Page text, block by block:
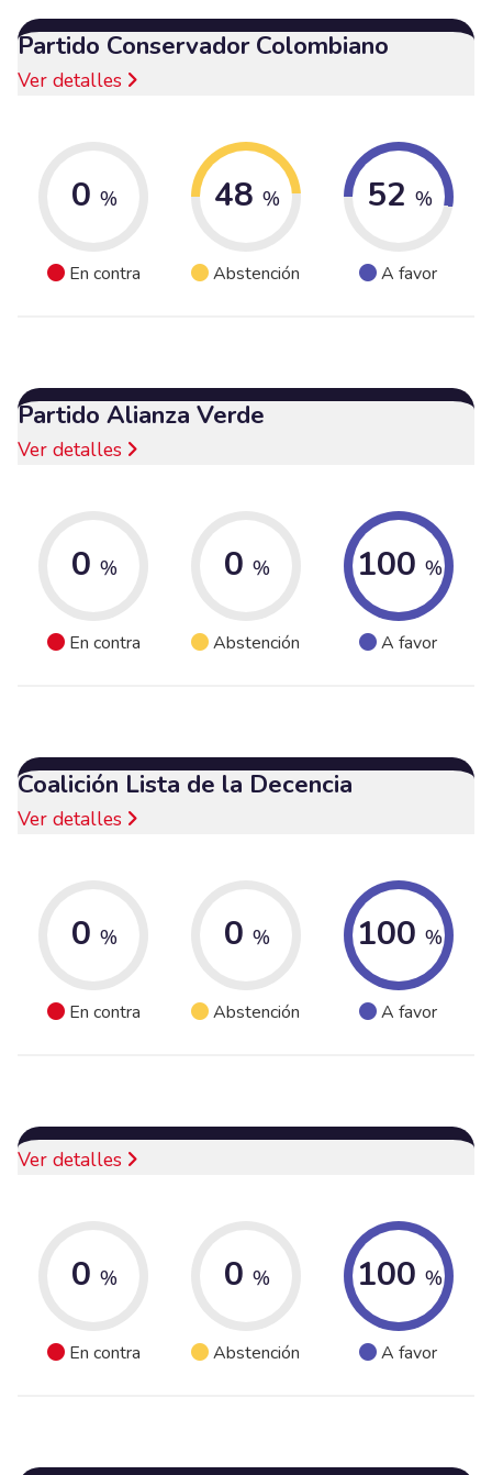
Partido Conservador Colombiano
Ver detalles
0 %
En contra
48 %
Abstención
52 %
A favor
Partido Alianza Verde
Ver detalles
0 %
En contra
0 %
Abstención
100 %
A favor
Coalición Lista de la Decencia
Ver detalles
0 %
En contra
0 %
Abstención
100 %
A favor
Ver detalles
0 %
En contra
0 %
Abstención
100 %
A favor